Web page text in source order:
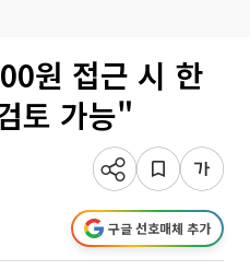
원 접근 시 한
토 가능"
구글 선호매체 추가